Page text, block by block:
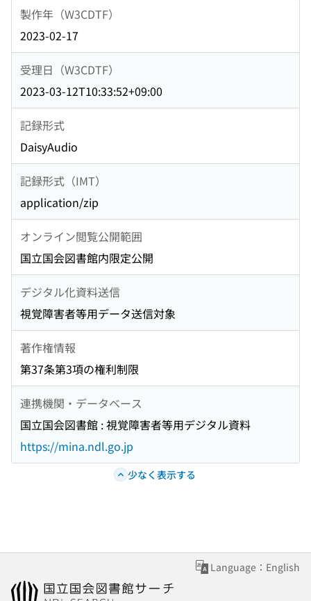
製作年（W3CDTF）
2023-02-17
受理日（W3CDTF）
2023-03-12T10:33:52+09:00
記録形式
DaisyAudio
記録形式（IMT）
application/zip
オンライン閲覧公開範囲
国立国会図書館内限定公開
デジタル化資料送信
視覚障害者等用データ送信対象
著作権情報
第37条第3項の権利制限
連携機関・データベース
国立国会図書館 : 視覚障害者等用デジタル資料
https://mina.ndl.go.jp
少なく表示する
Language：English